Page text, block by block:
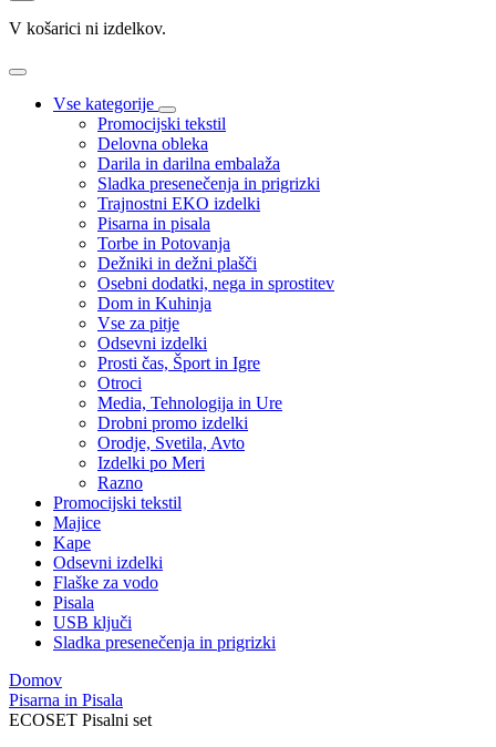
V košarici ni izdelkov.
Vse kategorije
Promocijski tekstil
Delovna obleka
Darila in darilna embalaža
Sladka presenečenja in prigrizki
Trajnostni EKO izdelki
Pisarna in pisala
Torbe in Potovanja
Dežniki in dežni plašči
Osebni dodatki, nega in sprostitev
Dom in Kuhinja
Vse za pitje
Odsevni izdelki
Prosti čas, Šport in Igre
Otroci
Media, Tehnologija in Ure
Drobni promo izdelki
Orodje, Svetila, Avto
Izdelki po Meri
Razno
Promocijski tekstil
Majice
Kape
Odsevni izdelki
Flaške za vodo
Pisala
USB ključi
Sladka presenečenja in prigrizki
Domov
Pisarna in Pisala
ECOSET Pisalni set